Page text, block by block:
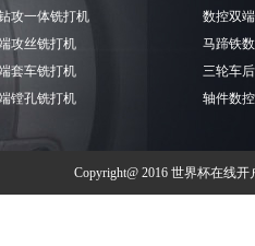
攻一体铣打机
攻丝铣打机
套车铣打机
镗孔铣打机
数控双
马蹄铁
三轮车
轴件数
Copyright@ 2016 世界杯在线